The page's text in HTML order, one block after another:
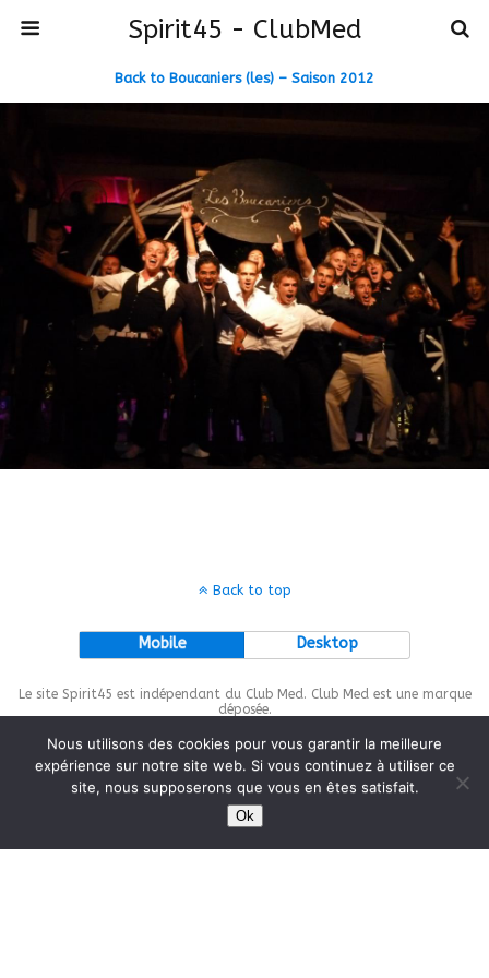
Spirit45 - ClubMed
Back to Boucaniers (les) – Saison 2012
Back to top
Mobile Desktop
Le site Spirit45 est indépendant du Club Med. Club Med est une marque
déposée.
This site is protected bywp-copyrightpro.com
Nous utilisons des cookies pour vous garantir la meilleure
expérience sur notre site web. Si vous continuez à utiliser ce
site, nous supposerons que vous en êtes satisfait.
Ok